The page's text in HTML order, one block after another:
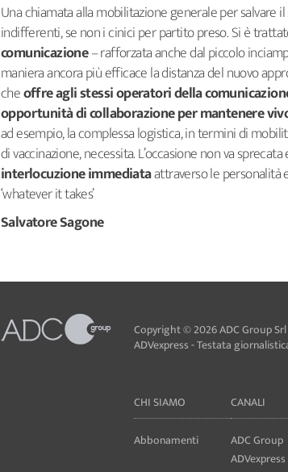
Una chiamata alla mobilitazione generale per salvare
indifferenti, se non i cinici per partito preso. Si è
comunicazione– rafforzata anche dal piccolo
maniera ancora più efficace la distanza del nuovo
cheoffre agli stessi operatori della
opportunità di collaborazione per mantenere
ad esempio, la complessa logistica, in termini di
di vaccinazione, necessita. L’occasione non va
interlocuzione immediataattraverso le personalità
‘whatever it takes’
Salvatore Sagone
Copyright © 2026 ADC Group Srl
ADVexpress - Testata
CHI SIAMO
Abbonamenti
CANALI
ADC Group
ADVexpress